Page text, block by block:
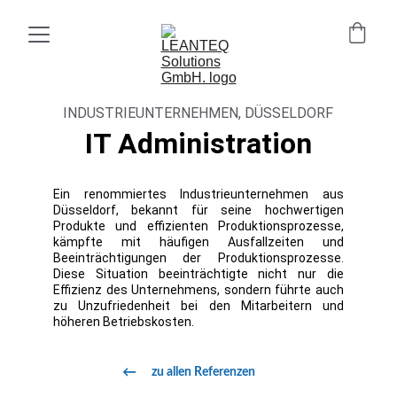
IT Administration
Ein renommiertes Industrieunternehmen aus
Düsseldorf, bekannt für seine hochwertigen
Produkte und effizienten Produktionsprozesse,
kämpfte mit häufigen Ausfallzeiten und
Beeinträchtigungen der Produktionsprozesse.
Diese Situation beeinträchtigte nicht nur die
Effizienz des Unternehmens, sondern führte auch
zu Unzufriedenheit bei den Mitarbeitern und
höheren Betriebskosten.
INDUSTRIEUNTERNEHMEN, DÜSSELDORF
zu allen Referenzen
←